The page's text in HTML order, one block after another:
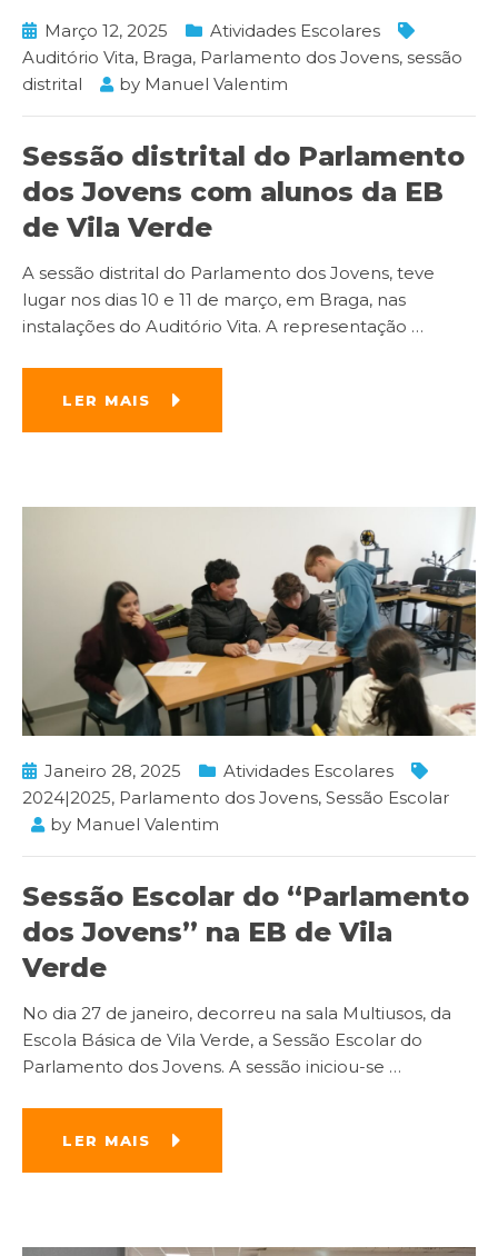
Março 12, 2025
Atividades Escolares
Auditório Vita, Braga, Parlamento dos Jovens, sessão
distrital
by Manuel Valentim
Sessão distrital do Parlamento
dos Jovens com alunos da EB
de Vila Verde
A sessão distrital do Parlamento dos Jovens, teve
lugar nos dias 10 e 11 de março, em Braga, nas
instalações do Auditório Vita. A representação …
LER MAIS
Janeiro 28, 2025
Atividades Escolares
2024|2025, Parlamento dos Jovens, Sessão Escolar
by Manuel Valentim
Sessão Escolar do “Parlamento
dos Jovens” na EB de Vila
Verde
No dia 27 de janeiro, decorreu na sala Multiusos, da
Escola Básica de Vila Verde, a Sessão Escolar do
Parlamento dos Jovens. A sessão iniciou-se …
LER MAIS